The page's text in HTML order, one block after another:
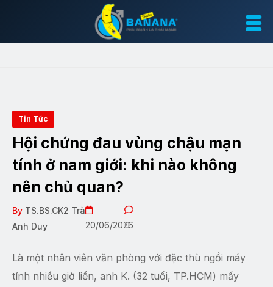
Tin Tức
Hội chứng đau vùng chậu mạn
tính ở nam giới: khi nào không
nên chủ quan?
By TS.BS.CK2 Trà
Anh Duy
20/06/2026
0
Là một nhân viên văn phòng với đặc thù ngồi máy
tính nhiều giờ liền, anh K. (32 tuổi, TP.HCM) mấy